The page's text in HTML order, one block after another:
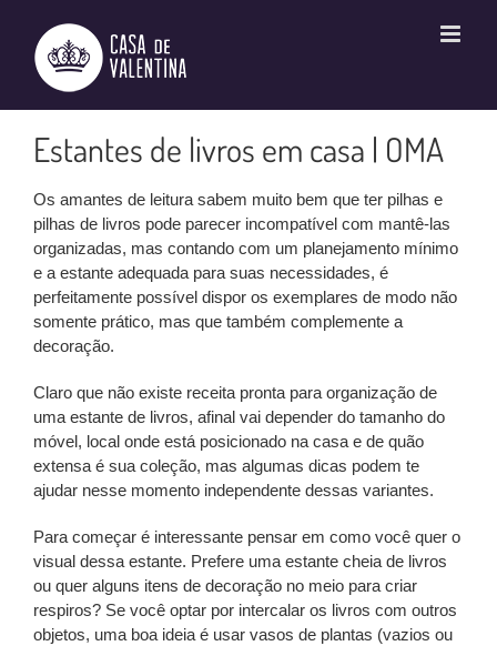
conteúdo
Estantes de livros em casa | OMA
Os amantes de leitura sabem muito bem que ter pilhas e
pilhas de livros pode parecer incompatível com mantê-las
organizadas, mas contando com um planejamento mínimo
e a estante adequada para suas necessidades, é
perfeitamente possível dispor os exemplares de modo não
somente prático, mas que também complemente a
decoração.
Claro que não existe receita pronta para organização de
uma estante de livros, afinal vai depender do tamanho do
móvel, local onde está posicionado na casa e de quão
extensa é sua coleção, mas algumas dicas podem te
ajudar nesse momento independente dessas variantes.
Para começar é interessante pensar em como você quer o
visual dessa estante. Prefere uma estante cheia de livros
ou quer alguns itens de decoração no meio para criar
respiros? Se você optar por intercalar os livros com outros
objetos, uma boa ideia é usar vasos de plantas (vazios ou